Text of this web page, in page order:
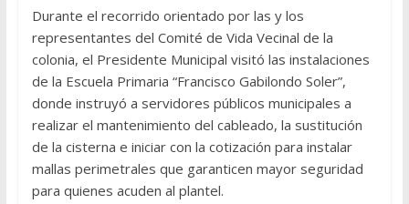
Durante el recorrido orientado por las y los
representantes del Comité de Vida Vecinal de la
colonia, el Presidente Municipal visitó las instalaciones
de la Escuela Primaria “Francisco Gabilondo Soler”,
donde instruyó a servidores públicos municipales a
realizar el mantenimiento del cableado, la sustitución
de la cisterna e iniciar con la cotización para instalar
mallas perimetrales que garanticen mayor seguridad
para quienes acuden al plantel.